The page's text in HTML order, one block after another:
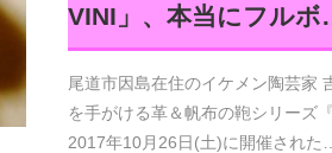
VINI」、本当にフル
尾道市因島在住のイケメン陶芸家
を手がける革＆帆布の鞄シリーズ
2017年10月26日(土)に開催された…